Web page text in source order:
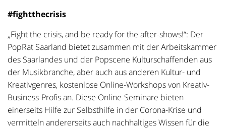
#fightthecrisis
„Fight the crisis, and be ready for the after-shows!“: Der
PopRat Saarland bietet zusammen mit der Arbeitskammer
des Saarlandes und der Popscene Kulturschaffenden aus
der Musikbranche, aber auch aus anderen Kultur- und
Kreativgenres, kostenlose Online-Workshops von Kreativ-
Business-Profis an. Diese Online-Seminare bieten
einerseits Hilfe zur Selbsthilfe in der Corona-Krise und
vermitteln andererseits auch nachhaltiges Wissen für die